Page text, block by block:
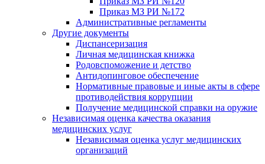
Приказ МЗ РИ №172
Административные регламенты
Другие документы
Диспансеризация
Личная медицинская книжка
Родовспоможение и детство
Антидопинговое обеспечение
Нормативные правовые и иные акты в сфере
противодействия коррупции
Получение медицинской справки на оружие
Независимая оценка качества оказания
медицинских услуг
Независимая оценка услуг медицинскиx
организаций